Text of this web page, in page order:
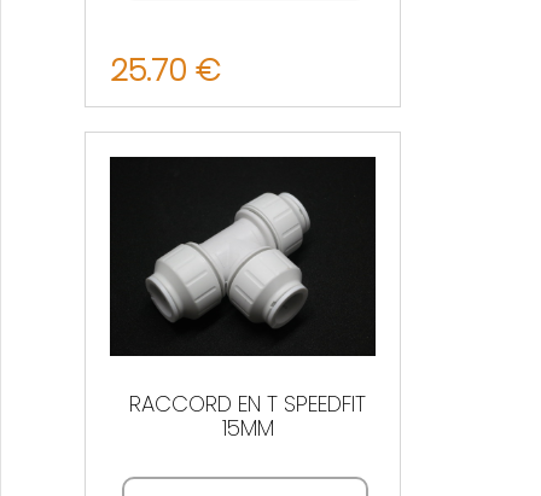
25.70 €
Nous contacter
RACCORD EN T SPEEDFIT
15MM